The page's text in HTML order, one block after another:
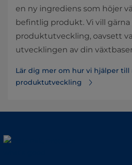
en ny ingrediens som höjer
befintlig produkt. Vi vill
produktutveckling, oavsett
utvecklingen av din
Lär dig mer om hur vi hjälper till
produktutveckling